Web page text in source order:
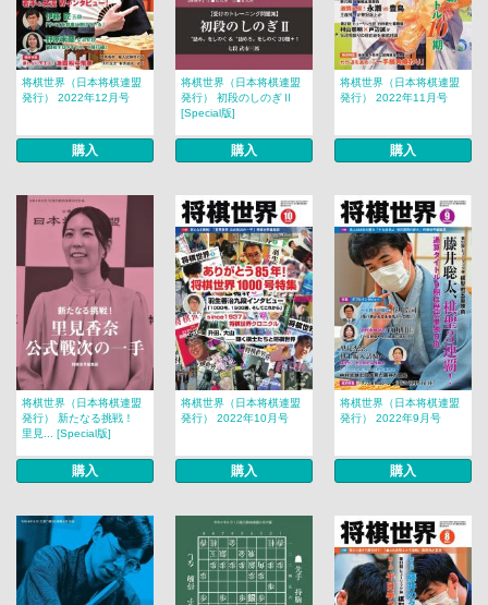
将棋世界（日本将棋連盟
発行） 2022年12月号
購入
将棋世界（日本将棋連盟
発行） 初段のしのぎⅡ
[Special版]
購入
将棋世界（日本将棋連盟
発行） 2022年11月号
購入
将棋世界（日本将棋連盟
発行） 新たなる挑戦！
里見... [Special版]
購入
将棋世界（日本将棋連盟
発行） 2022年10月号
購入
将棋世界（日本将棋連盟
発行） 2022年9月号
購入